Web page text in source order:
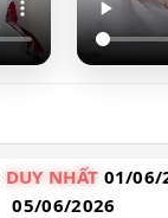
DUY NHẤT 01/06/
05/06/2026